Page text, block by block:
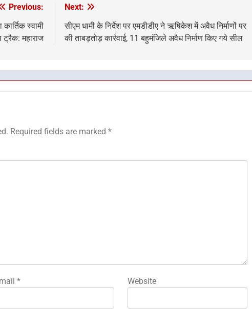
Previous:
स्वामी
ट्रैक: महाराज
Next:
सीएम धामी के निर्देश पर एमडीडीए ने ऋषिकेश में अवैध निर्माणों पर
की ताबड़तोड़ कार्रवाई, 11 बहुमंजिले अवैध निर्माण किए गये सील
Required fields are marked *
* Website